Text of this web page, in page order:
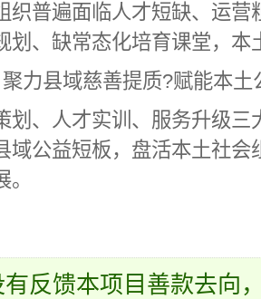
织普遍面临人才短缺、运
划、缺常态化培育课堂，本
力县域慈善提质?赋能本土
划、人才实训、服务升级
域公益短板，盘活本土社
反馈本项目善款去向